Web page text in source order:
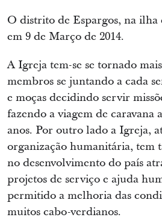
O distrito de Espargos, na
em 9 de Março de 2014.
A Igreja tem-se se tornado
membros se juntando a cada
e moças decidindo servir
fazendo a viagem de caravana
anos. Por outro lado a Igreja,
organização humanitária, tem
no desenvolvimento do país
projetos de serviço e ajuda
permitido a melhoria das
muitos cabo-verdianos.